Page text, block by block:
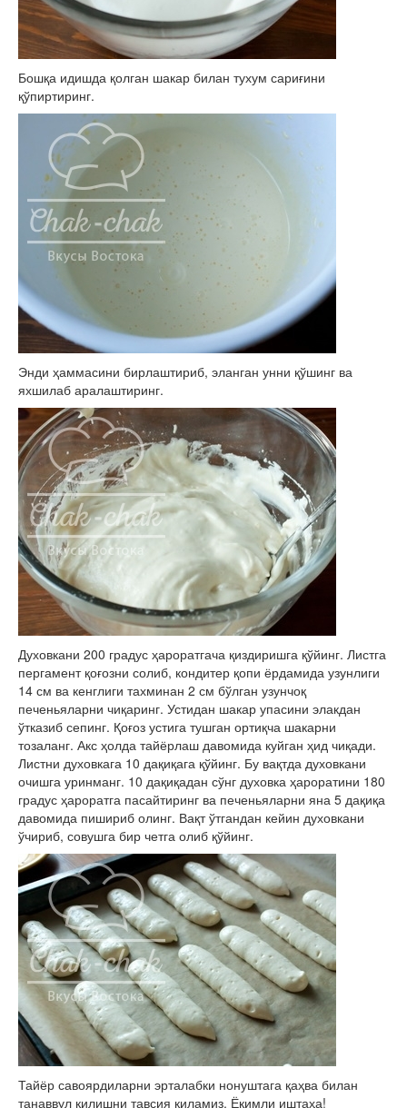
Бошқа идишда қолган шакар билан тухум сариғини
қўпиртиринг.
Энди ҳаммасини бирлаштириб, эланган унни қўшинг ва
яхшилаб аралаштиринг.
Духовкани 200 градус ҳароратгача қиздиришга қўйинг. Листга
пергамент қоғозни солиб, кондитер қопи ёрдамида узунлиги
14 см ва кенглиги тахминан 2 см бўлган узунчоқ
печеньяларни чиқаринг. Устидан шакар упасини элакдан
ўтказиб сепинг. Қоғоз устига тушган ортиқча шакарни
тозаланг. Акс ҳолда тайёрлаш давомида куйган ҳид чиқади.
Листни духовкага 10 дақиқага қўйинг. Бу вақтда духовкани
очишга уринманг. 10 дақиқадан сўнг духовка ҳароратини 180
градус ҳароратга пасайтиринг ва печеньяларни яна 5 дақиқа
давомида пишириб олинг. Вақт ўтгандан кейин духовкани
ўчириб, совушга бир четга олиб қўйинг.
Тайёр савоярдиларни эрталабки нонуштага қаҳва билан
танаввул қилишни тавсия қиламиз. Ёқимли иштаҳа!